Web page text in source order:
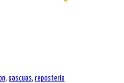
, pascuas, reposteria